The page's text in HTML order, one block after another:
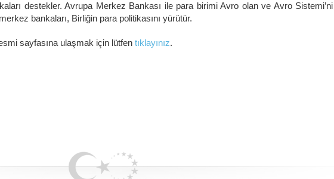
destekler. Avrupa Merkez Bankası ile para birimi Avro olan ve Avro Sistemi’ni
bankaları, Birliğin para politikasını yürütür.
sayfasına ulaşmak için lütfen tıklayınız.